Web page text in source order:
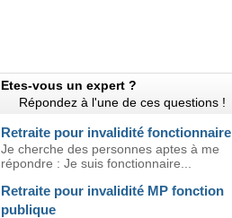
Etes-vous un expert ?
Répondez à l'une de ces questions !
Retraite pour invalidité fonctionnaire
Je cherche des personnes aptes à me
répondre : Je suis fonctionnaire...
Retraite pour invalidité MP fonction
publique